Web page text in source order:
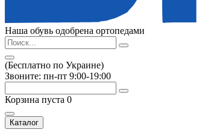
Наша обувь одобрена ортопедами
(Бесплатно по Украине)
Звоните: пн-пт 9:00-19:00
Корзина пуста 0
Каталог